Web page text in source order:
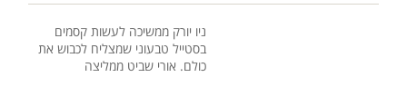
ניו יורק ממשיכה לעשות קסמים
בסטייל טבעוני שמצליח לכבוש את
כולם. אורי שביט ממליצה